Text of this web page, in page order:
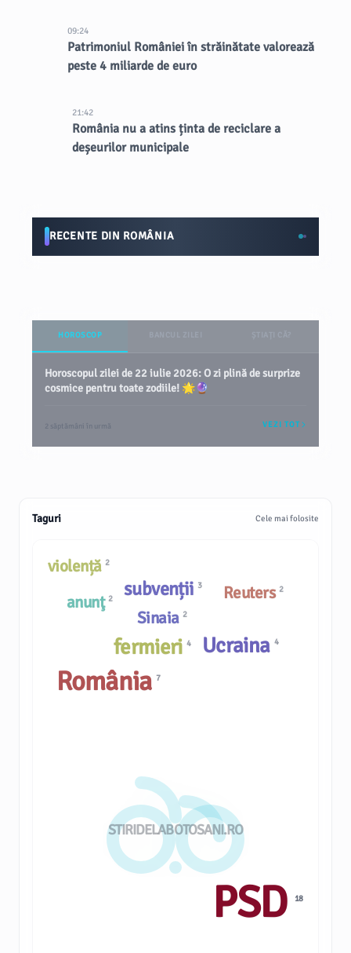
09:24
Patrimoniul României în străinătate valorează
peste 4 miliarde de euro
21:42
România nu a atins ținta de reciclare a
deșeurilor municipale
RECENTE DIN ROMÂNIA
HOROSCOP
Horoscopul zilei de 22 iulie 2026: O zi plină de surprize
cosmice pentru toate zodiile! 🌟🔮
2 săptămâni în urmă VEZI TOT
Taguri Cele mai folosite
STIRIDELABOTOSANI.RO
subvenții 3
fermieri 4
Sinaia 2
Reuters 2
PSD 18
Ucraina 4
anunţ 2
România7
violență 2